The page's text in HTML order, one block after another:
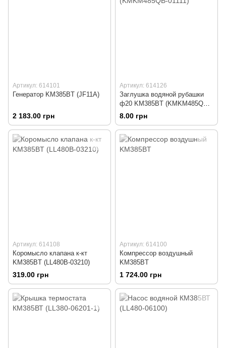
Артикул: 614101
Генератор KM385BT (JF11A)
2 183.00 грн
Артикул: 614126
Заглушка водяной рубашки
ф20 KM385BT (KMKM485QB-
01111)
8.00 грн
Артикул: 614108
Коромысло клапана к-кт
KM385BT (LL480B-03210)
319.00 грн
Артикул: 614100
Компрессор воздушный
KM385BT
1 724.00 грн